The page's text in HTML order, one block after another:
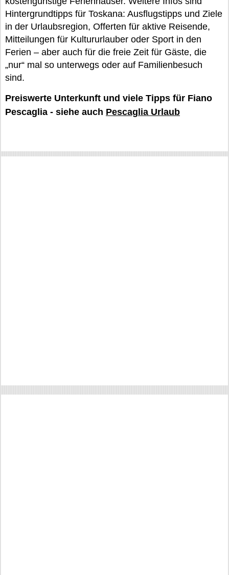
Hintergrundtipps für Toskana: Ausflugstipps und Ziele
in der Urlaubsregion, Offerten für aktive Reisende,
Mitteilungen für Kultururlauber oder Sport in den
Ferien – aber auch für die freie Zeit für Gäste, die
„nur“ mal so unterwegs oder auf Familienbesuch
sind.
Preiswerte Unterkunft und viele Tipps für Fiano
Pescaglia - siehe auch Pescaglia Urlaub